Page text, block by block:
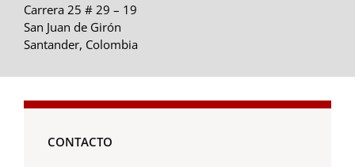
Carrera 25 # 29 – 19
San Juan de Girón
Santander, Colombia
CONTACTO